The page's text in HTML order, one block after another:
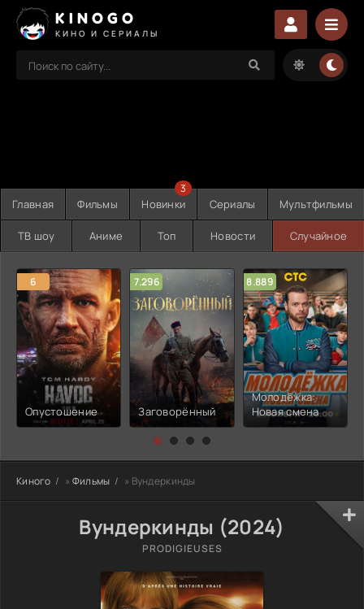
KINOGO
КИНО И СЕРИАЛЫ
Главная Фильмы Новинки
3
Сериалы Мультфильмы
ТВ шоу Аниме Топ Новости Случайное
6
Опустошение
7.296
Заговорённый
8.889
Молодёжка:
Новая смена
Киного » Фильмы » Вундеркинды
Вундеркинды (2024)
PRODIGIEUSES